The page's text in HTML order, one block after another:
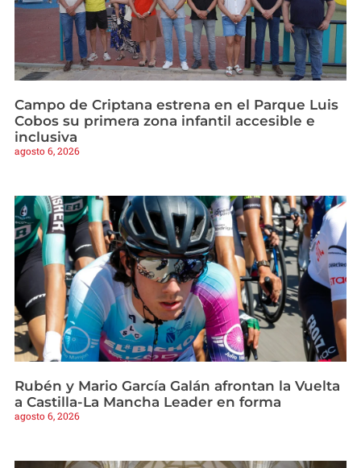
Campo de Criptana estrena en el Parque Luis
Cobos su primera zona infantil accesible e
inclusiva
agosto 6, 2026
Rubén y Mario García Galán afrontan la Vuelta
a Castilla-La Mancha Leader en forma
agosto 6, 2026